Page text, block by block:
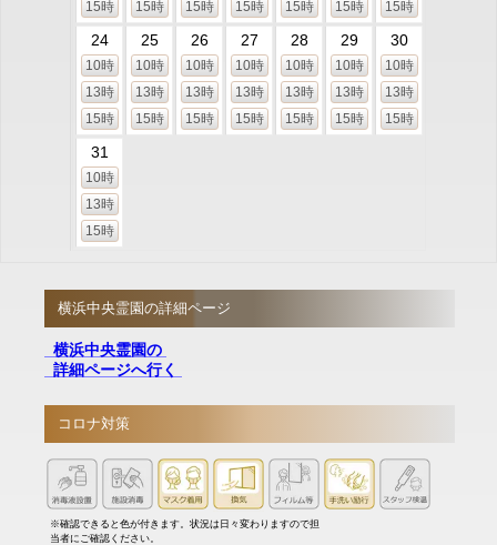
15時
15時
15時
15時
15時
15時
15時
24
10時
13時
15時
25
10時
13時
15時
26
10時
13時
15時
27
10時
13時
15時
28
10時
13時
15時
29
10時
13時
15時
30
10時
13時
15時
31
10時
13時
15時
横浜中央霊園の詳細ページ
横浜中央霊園の
詳細ページへ行く
コロナ対策
※確認できると色が付きます。状況は日々変わりますので担
当者にご確認ください。